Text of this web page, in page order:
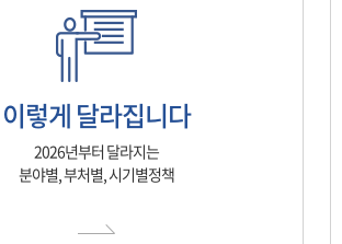
이렇게 달라집니다
2026년부터 달라지는
분야별, 부처별, 시기별정책